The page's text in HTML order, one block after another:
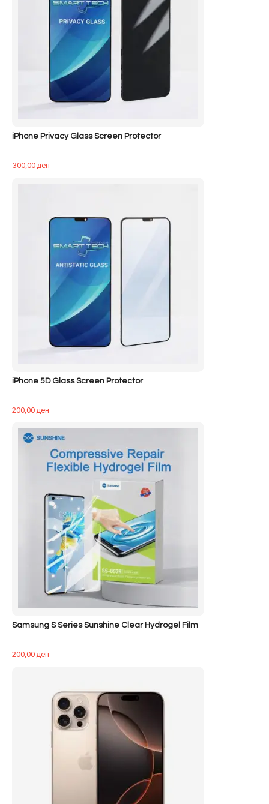
iPhone Privacy Glass Screen Protector
300,00ден
iPhone 5D Glass Screen Protector
200,00ден
Samsung S Series Sunshine Clear Hydrogel Film
200,00ден